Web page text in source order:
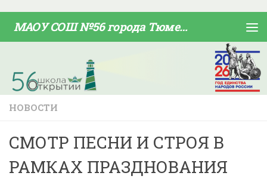
МАОУ СОШ №56 города Тюмени
НОВОСТИ
СМОТР ПЕСНИ И СТРОЯ В
РАМКАХ ПРАЗДНОВАНИЯ